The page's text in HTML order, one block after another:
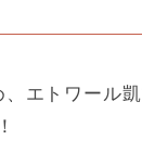
エトワール